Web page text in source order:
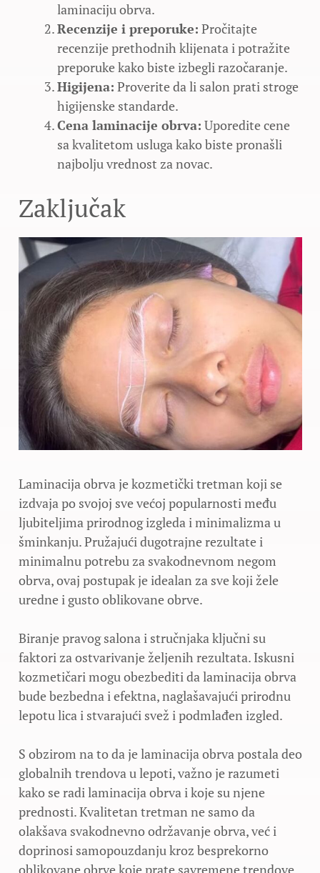
laminaciju obrva.
Recenzije i preporuke: Pročitajte
recenzije prethodnih klijenata i potražite
preporuke kako biste izbegli razočaranje.
Higijena: Proverite da li salon prati stroge
higijenske standarde.
Cena laminacije obrva: Uporedite cene
sa kvalitetom usluga kako biste pronašli
najbolju vrednost za novac.
Zaključak
Laminacija obrva je kozmetički tretman koji se
izdvaja po svojoj sve većoj popularnosti među
ljubiteljima prirodnog izgleda i minimalizma u
šminkanju. Pružajući dugotrajne rezultate i
minimalnu potrebu za svakodnevnom negom
obrva, ovaj postupak je idealan za sve koji žele
uredne i gusto oblikovane obrve.
Biranje pravog salona i stručnjaka ključni su
faktori za ostvarivanje željenih rezultata. Iskusni
kozmetičari mogu obezbediti da laminacija obrva
bude bezbedna i efektna, naglašavajući prirodnu
lepotu lica i stvarajući svež i podmlađen izgled.
S obzirom na to da je laminacija obrva postala deo
globalnih trendova u lepoti, važno je razumeti
kako se radi laminacija obrva i koje su njene
prednosti. Kvalitetan tretman ne samo da
olakšava svakodnevno održavanje obrva, već i
doprinosi samopouzdanju kroz besprekorno
oblikovane obrve koje prate savremene trendove